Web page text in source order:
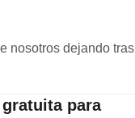
nosotros dejando tras
para